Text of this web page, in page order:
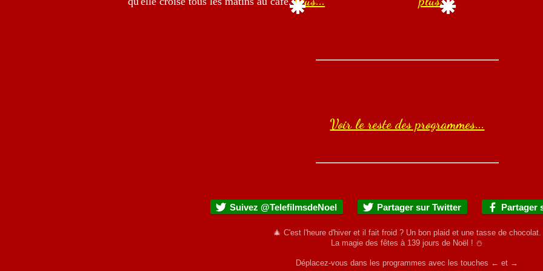
Voir le reste des programmes...
Suivez @TelefilmsdeNoel Partager sur Twitter Partager
🎄 C'est l'heure d'hiver et il fait froid ? Un bon plaid et une tasse de chocolat.
La magie des fêtes à 139 jours de Noël ! ⛄
Déplacez-vous dans les programmes avec les touches ← et →